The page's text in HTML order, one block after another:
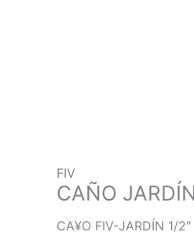
FIV
CAÑO
CA¥O FIV-JARDÍN 1/